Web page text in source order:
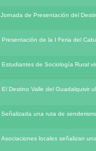
Jornada de Presentación del
Presentación de la I Feria del
Estudiantes de Sociología Rural
El Destino Valle del Guadalquivir
Señalizada una ruta de
Asociaciones locales señalizan